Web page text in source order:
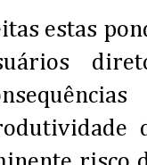
estas